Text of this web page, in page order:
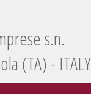
s.n.
(TA) - ITALY